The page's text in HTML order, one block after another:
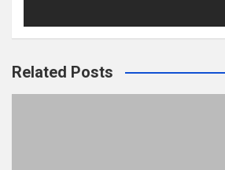
Related Posts